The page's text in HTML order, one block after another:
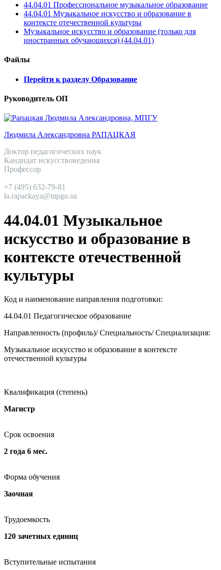
44.04.01 Профессиональное музыкальное образование
44.04.01 Музыкальное искусство и образование в
контексте отечественной культуры
Музыкальное искусство и образование (только для
иностранных обучающихся) (44.04.01)
Файлы
Перейти к разделу Образование
Руководитель ОП
Людмила Александровна РАПАЦКАЯ
Доктор педагогических наук
Кандидат искусствоведения
Профессор
+7 (495) 632-79-81
la.rapackaya@mpgu.su
44.04.01 Музыкальное
искусство и образование в
контексте отечественной
культуры
Код и наименование направления подготовки:
44.04.01 Педагогическое образование
Направленность (профиль)/ Специальность/ Специализация:
Музыкальное искусство и образование в контексте
отечественной культуры
Квалификация (степень)
Магистр
Срок освоения
2 года 6 мес.
Форма обучения
Заочная
Трудоемкость
120 зачетных единиц
Вступительные испытания